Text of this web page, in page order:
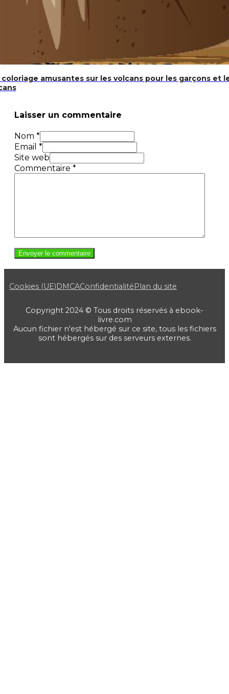
amusantes sur les volcans pour les garçons et
Laisser un commentaire
Nom *
Email *
Site web
Commentaire *
Cookies (UE)DMCAConfidentialitéPlan du site
Copyright 2024 © Tous droits réservés à ebook-
livre.com
Aucun fichier n'est hébergé sur ce site, tous les fichiers
sont hébergés sur des serveurs externes.